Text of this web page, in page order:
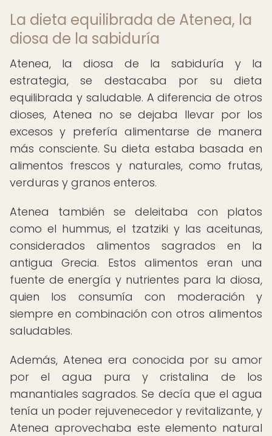
La dieta equilibrada de Atenea, la
diosa de la sabiduría
Atenea, la diosa de la sabiduría y la
estrategia, se destacaba por su dieta
equilibrada y saludable. A diferencia de otros
dioses, Atenea no se dejaba llevar por los
excesos y prefería alimentarse de manera
más consciente. Su dieta estaba basada en
alimentos frescos y naturales, como frutas,
verduras y granos enteros.
Atenea también se deleitaba con platos
como el hummus, el tzatziki y las aceitunas,
considerados alimentos sagrados en la
antigua Grecia. Estos alimentos eran una
fuente de energía y nutrientes para la diosa,
quien los consumía con moderación y
siempre en combinación con otros alimentos
saludables.
Además, Atenea era conocida por su amor
por el agua pura y cristalina de los
manantiales sagrados. Se decía que el agua
tenía un poder rejuvenecedor y revitalizante, y
Atenea aprovechaba este elemento natural